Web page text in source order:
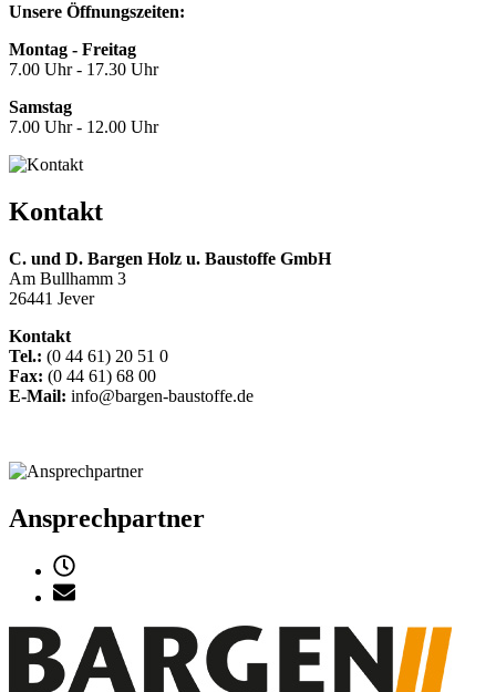
Unsere Öffnungszeiten:
Montag - Freitag
7.00 Uhr - 17.30 Uhr
Samstag
7.00 Uhr - 12.00 Uhr
Kontakt
C. und D. Bargen Holz u. Baustoffe GmbH
Am Bullhamm 3
26441 Jever
Kontakt
Tel.: (0 44 61) 20 51 0
Fax: (0 44 61) 68 00
E-Mail: info@bargen-baustoffe.de
Ansprechpartner